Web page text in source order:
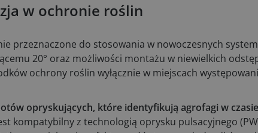
w ochronie roślin
przeznaczone do stosowania w nowoczesnych
20° oraz możliwości montażu w niewielkich
ochrony roślin wyłącznie w miejscach
opryskujących, które identyfikują agrofagi w
kompatybilny z technologią oprysku pulsacyjnego